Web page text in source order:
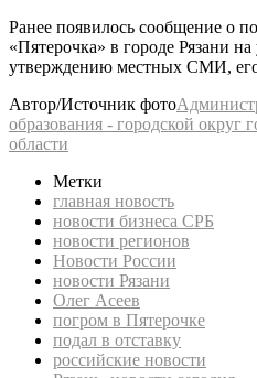
Ранее появилось сообщение о
«Пятерочка» в городе Рязани
утверждению местных СМИ,
Автор/Источник фото
образования - городской округ
области
Метки
главная новость
новости бизнеса СРБ
новости регионов
Новости России
новости Рязани
Олег Асеев
погром в Пятерочке
подал в отставку
российские новости